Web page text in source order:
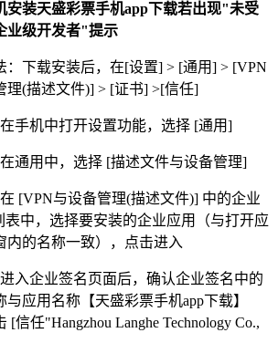
安装天盛彩票手机app下载若出现"未受
业级开发者"提示
：下载安装后，在[设置] > [通用] > [VPN
理(描述文件)] > [证书] >[信任]
手机中打开设置功能，选择 [通用]
通用中，选择 [描述文件与设备管理]
[VPN与设备管理(描述文件)] 中的企业
表中，选择要安装的企业应用（与打开应
内的名称一致），点击进入
入企业签名页面后，确认企业签名中的
与应用名称【天盛彩票手机app下载】
[信任"Hangzhou Langhe Technology Co.,